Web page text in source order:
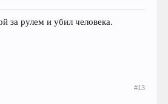
за рулем и убил человека.
#13